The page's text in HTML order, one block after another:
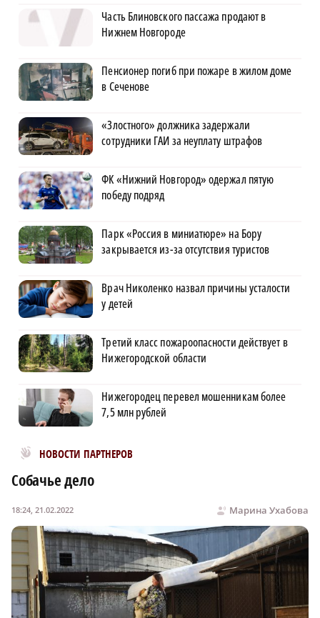
Часть Блиновского пассажа продают в
Нижнем Новгороде
Пенсионер погиб при пожаре в жилом доме
в Сеченове
«Злостного» должника задержали
сотрудники ГАИ за неуплату штрафов
ФК «Нижний Новгород» одержал пятую
победу подряд
Парк «Россия в миниатюре» на Бору
закрывается из-за отсутствия туристов
Врач Николенко назвал причины усталости
у детей
Третий класс пожароопасности действует в
Нижегородской области
Нижегородец перевел мошенникам более
7,5 млн рублей
НОВОСТИ ПАРТНЕРОВ
Новости МирТесен
Собачье дело
Марина Ухабова
18:24, 21.02.2022